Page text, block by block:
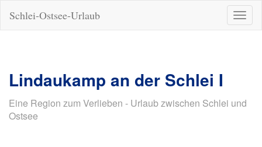
ein-/
Schlei-Ostsee-Urlaub
Lindaukamp an der Schlei I
Eine Region zum Verlieben - Urlaub zwischen Schlei und
Ostsee